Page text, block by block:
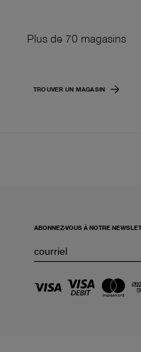
Plus de 70 magasins
TROUVER UN MAGASIN
ABONNEZ-VOUS À NOTRE